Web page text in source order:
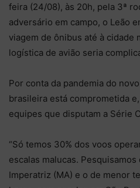
feira (24/08), às 20h, pela 3ª
adversário em campo, o Leão
viagem de ônibus até à cidade
logística de avião seria
Por conta da pandemia do
brasileira está comprometida
equipes que disputam a Série
“Só temos 30% dos voos
escalas malucas.
Imperatriz (MA) e o de menor